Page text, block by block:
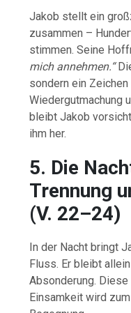
Jakob stelltein
zusammen –
stimmen.Seine
mich annehmen.“
sondernein Zeichen
Wiedergutmachung
bleibtJakob
ihmher.
5. Die
Trennung
(V. 22–24)
Inder Nachtbringt
Fluss. Erbleibtallein
Absonderung. Diese
Einsamkeitwird